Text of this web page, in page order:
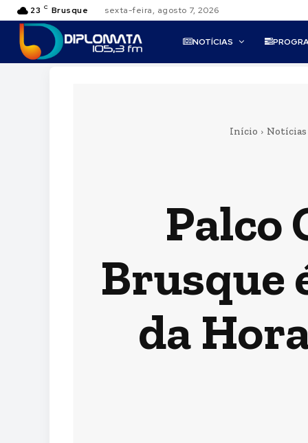
23 C Brusque sexta-feira, agosto 7, 2026
NOTÍCIAS
Início Notícias
Palco
Brusque
da